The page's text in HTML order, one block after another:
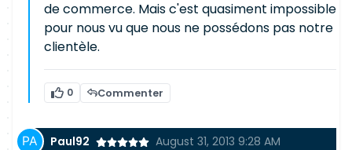
de commerce. Mais c'est quasiment impossible
pour nous vu que nous ne possédons pas notre
clientèle.
0 Commenter
Paul92 August 31, 2013 9:28 AM